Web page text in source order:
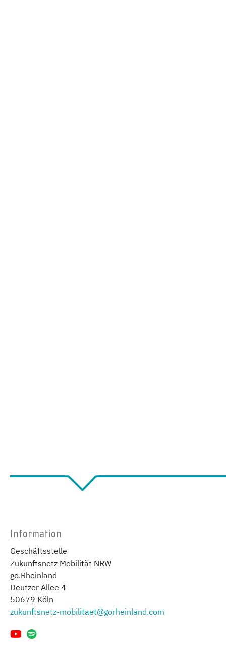
Information
Geschäftsstelle
Zukunftsnetz Mobilität NRW
go.Rheinland
Deutzer Allee 4
50679 Köln
zukunftsnetz-mobilitaet@gorheinland.com